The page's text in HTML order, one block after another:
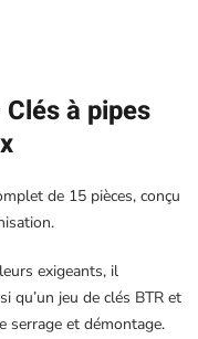
à pipes
de 15 pièces, conçu
exigeants, il
qu’un jeu de clés BTR et
serrage et démontage.